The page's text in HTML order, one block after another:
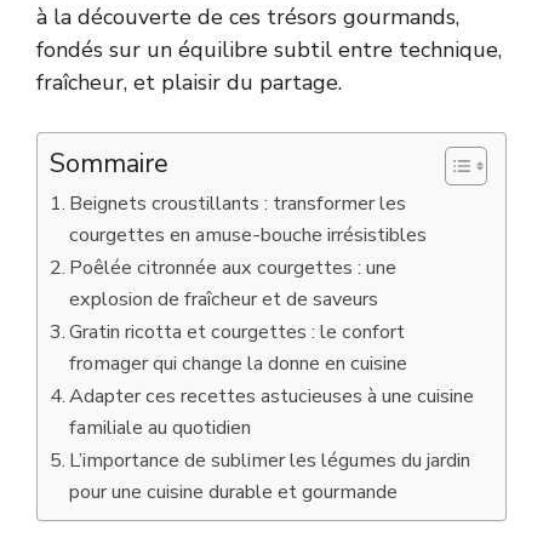
à la découverte de ces trésors gourmands,
fondés sur un équilibre subtil entre technique,
fraîcheur, et plaisir du partage.
Sommaire
Beignets croustillants : transformer les
courgettes en amuse-bouche irrésistibles
Poêlée citronnée aux courgettes : une
explosion de fraîcheur et de saveurs
Gratin ricotta et courgettes : le confort
fromager qui change la donne en cuisine
Adapter ces recettes astucieuses à une cuisine
familiale au quotidien
L’importance de sublimer les légumes du jardin
pour une cuisine durable et gourmande